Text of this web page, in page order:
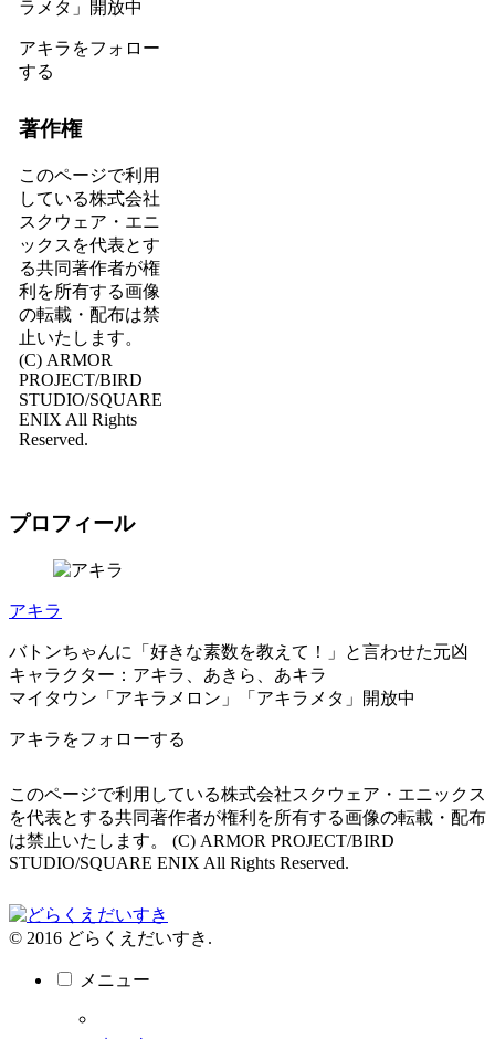
ラメタ」開放中
アキラをフォロー
する
著作権
このページで利用
している株式会社
スクウェア・エニ
ックスを代表とす
る共同著作者が権
利を所有する画像
の転載・配布は禁
止いたします。
(C) ARMOR
PROJECT/BIRD
STUDIO/SQUARE
ENIX All Rights
Reserved.
プロフィール
アキラ
バトンちゃんに「好きな素数を教えて！」と言わせた元凶
キャラクター：アキラ、あきら、あキラ
マイタウン「アキラメロン」「アキラメタ」開放中
アキラをフォローする
このページで利用している株式会社スクウェア・エニックス
を代表とする共同著作者が権利を所有する画像の転載・配布
は禁止いたします。 (C) ARMOR PROJECT/BIRD
STUDIO/SQUARE ENIX All Rights Reserved.
© 2016 どらくえだいすき.
メニュー